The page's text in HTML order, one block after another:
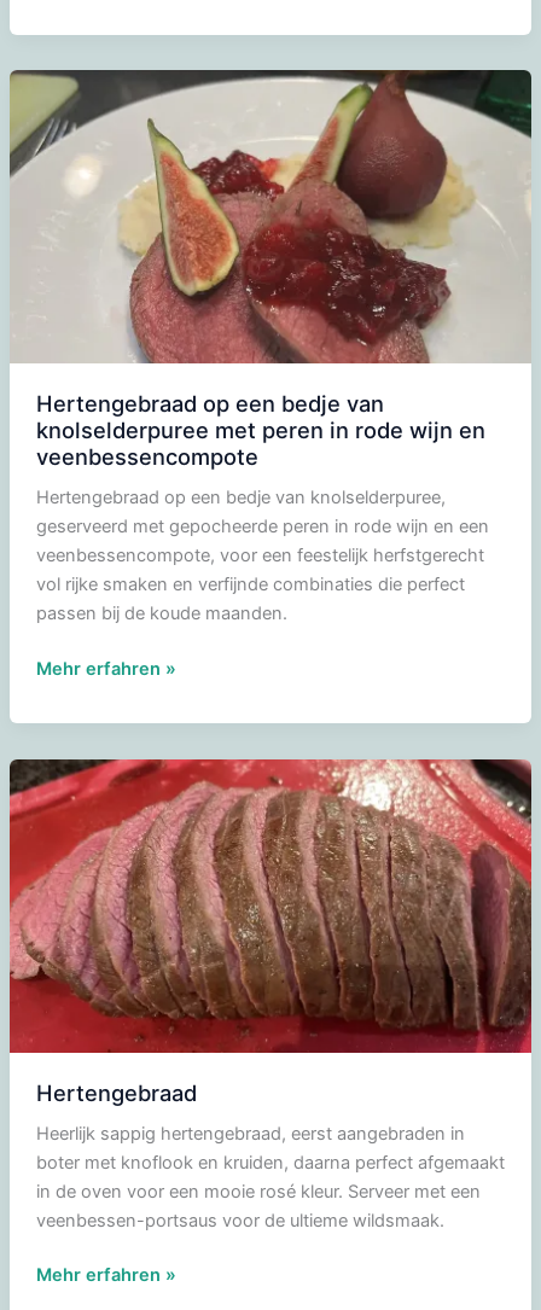
Hertengebraad op een bedje van
knolselderpuree met peren in rode wijn en
veenbessencompote
Hertengebraad op een bedje van knolselderpuree,
geserveerd met gepocheerde peren in rode wijn en een
veenbessencompote, voor een feestelijk herfstgerecht
vol rijke smaken en verfijnde combinaties die perfect
passen bij de koude maanden.
Hertengebraad
een
bedje
van
knolselderpuree
peren
in
rode
wijn
en
veenbessencompote
Mehr erfahren »
Hertengebraad
Heerlijk sappig hertengebraad, eerst aangebraden in
boter met knoflook en kruiden, daarna perfect afgemaakt
in de oven voor een mooie rosé kleur. Serveer met een
veenbessen-portsaus voor de ultieme wildsmaak.
Hertengebraad
Mehr erfahren »